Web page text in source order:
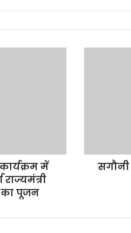
में
राज्यमंत्री
का पूजन